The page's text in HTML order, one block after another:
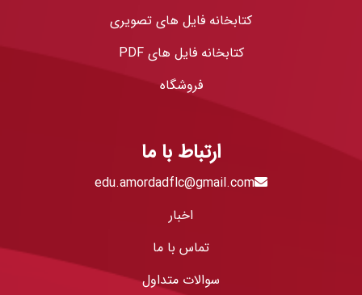
کتابخانه فایل های تصویری
کتابخانه فایل های PDF
فروشگاه
ارتباط با ما
edu.amordadflc@gmail.com
اخبار
تماس با ما
سوالات متداول